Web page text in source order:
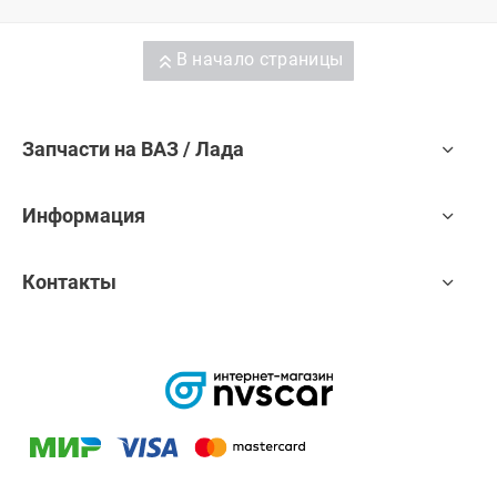
В начало страницы
Запчасти на ВАЗ / Лада
Информация
Контакты